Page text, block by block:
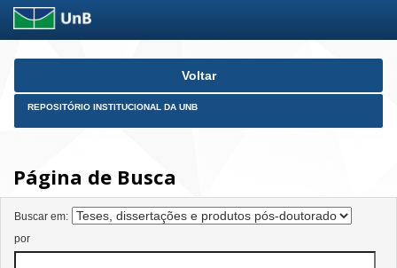
Skip
Voltar
REPOSITÓRIO INSTITUCIONAL DA UNB
Página de Busca
Buscar em:
por